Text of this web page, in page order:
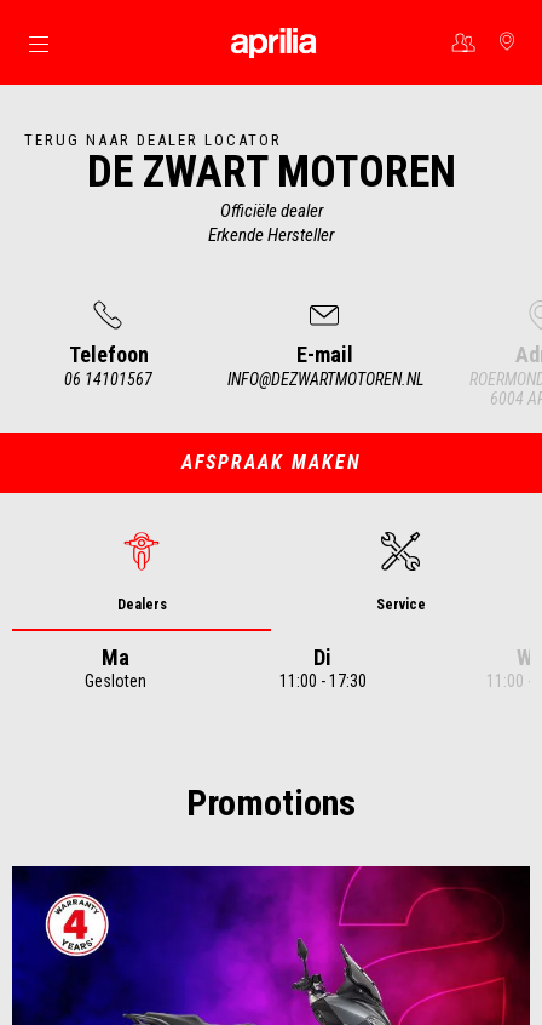
Ga naar de hoofdcontent
TERUG NAAR DEALER LOCATOR
DE ZWART MOTOREN
Officiële dealer
Erkende Hersteller
Telefoon
06 14101567
E-mail
INFO@DEZWARTMOTOREN.NL
6004
of
AFSPRAAK MAKEN
Dealers Service
Ma
Gesloten
Di
11:00 - 17:30
Wo
11:00 -
Promotions